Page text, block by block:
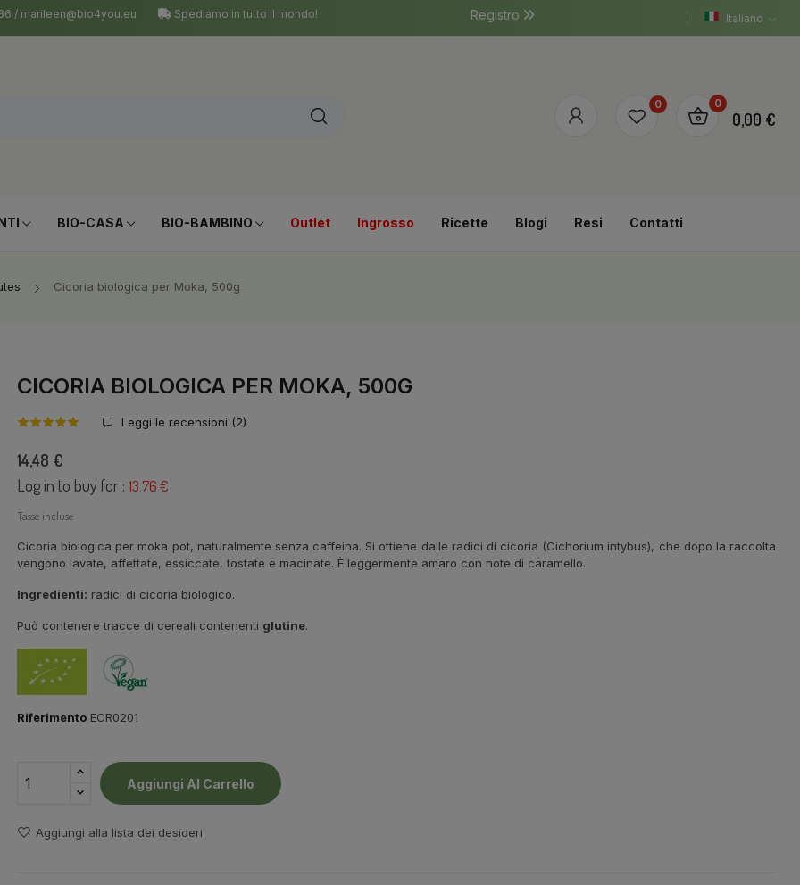
/ marileen@bio4you.eu Spediamo in tutto il mondo! Italiano
Registro
0 0
0,00 €
BIO-CASA BIO-BAMBINO Outlet Ingrosso Ricette Blogi Resi Contatti
Cicoria biologica per Moka, 500g
CICORIA BIOLOGICA PER MOKA, 500G
Leggi le recensioni (2)
14,48 €
Log in to buy for : 13.76 €
Tasse incluse
Cicoria biologica per moka pot, naturalmente senza caffeina. Si ottiene dalle radici di cicoria (Cichorium intybus), che dopo la raccolta
vengono lavate, affettate, essiccate, tostate e macinate. È leggermente amaro con note di caramello.
Ingredienti: radici di cicoria biologico.
Può contenere tracce di cereali contenenti glutine.
Riferimento ECR0201
Aggiungi Al Carrello
Aggiungi alla lista dei desideri